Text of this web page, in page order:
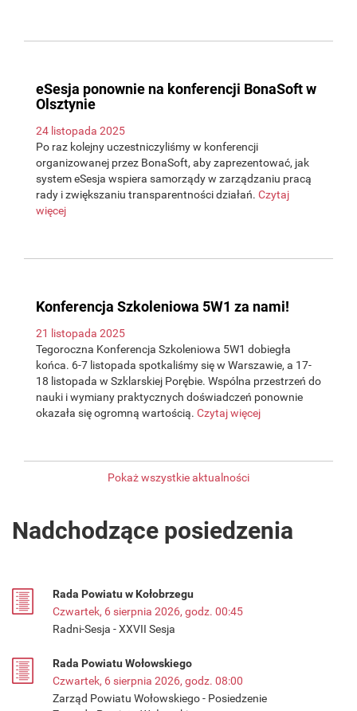
eSesja ponownie na konferencji BonaSoft w
Olsztynie
24 listopada 2025
Po raz kolejny uczestniczyliśmy w konferencji
organizowanej przez BonaSoft, aby zaprezentować, jak
system eSesja wspiera samorządy w zarządzaniu pracą
rady i zwiększaniu transparentności działań. Czytaj
więcej
Konferencja Szkoleniowa 5W1 za nami!
21 listopada 2025
Tegoroczna Konferencja Szkoleniowa 5W1 dobiegła
końca. 6-7 listopada spotkaliśmy się w Warszawie, a 17-
18 listopada w Szklarskiej Porębie. Wspólna przestrzeń do
nauki i wymiany praktycznych doświadczeń ponownie
okazała się ogromną wartością. Czytaj więcej
Pokaż wszystkie aktualności
Nadchodzące posiedzenia
Rada Powiatu w Kołobrzegu
Czwartek, 6 sierpnia 2026, godz. 00:45
Radni-Sesja - XXVII Sesja
Rada Powiatu Wołowskiego
Czwartek, 6 sierpnia 2026, godz. 08:00
Zarząd Powiatu Wołowskiego - Posiedzenie